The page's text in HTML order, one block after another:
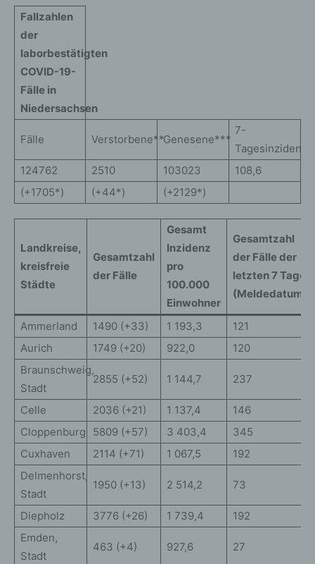
Fallzahlen
der
laborbestätigten
COVID-19-
Fälle in
Niedersachsen
Fälle Verstorbene**Genesene***
7-
Tagesinzidenz
124762
2510 103023
108,6
(+1705*)
(+44*) (+2129*)
Landkreise,
kreisfreie
Städte
Gesamtzahl
der Fälle
Gesamt
Inzidenz
pro
100.000
Einwohner
Gesamtzahl
der Fälle der
letzten 7 Tage
(Meldedatum)
Ammerland 1490 (+33) 1 193,3
121
Aurich
1749 (+20) 922,0
120
Braunschweig,
Stadt
2855 (+52) 1 144,7 237
Celle 2036 (+21) 1 137,4
146
Cloppenburg
5809 (+57) 3 403,4
345
Cuxhaven
2114 (+71) 1 067,5
192
Delmenhorst,
Stadt
1950 (+13) 2 514,2 73
Diepholz 3776 (+26) 1 739,4
192
Emden,
Stadt
463 (+4) 927,6 27